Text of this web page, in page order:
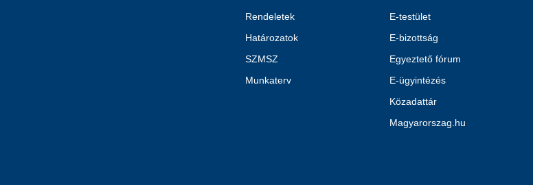
Rendeletek
Határozatok
SZMSZ
Munkaterv
E-testület
E-bizottság
Egyeztető fórum
E-ügyintézés
Közadattár
Magyarorszag.hu